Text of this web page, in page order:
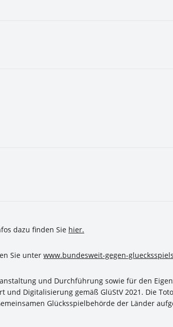
dazu finden Sie hier.
Sie unter www.bundesweit-gegen-
und Durchführung sowie für den
Digitalisierung gemäß GlüStV 2021. Die
Glücksspielbehörde der Länder